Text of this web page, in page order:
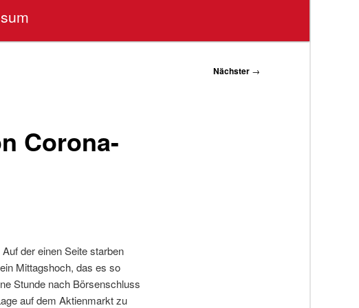
Nächster →
Corona-
der einen Seite starben
Mittagshoch, das es so
Stunde nach Börsenschluss
auf dem Aktienmarkt zu